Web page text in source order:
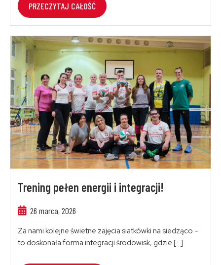
PRZECZYTAJ CAŁOŚĆ
Trening pełen energii i integracji!
26 marca, 2026
Za nami kolejne świetne zajęcia siatkówki na siedząco –
to doskonała forma integracji środowisk, gdzie […]